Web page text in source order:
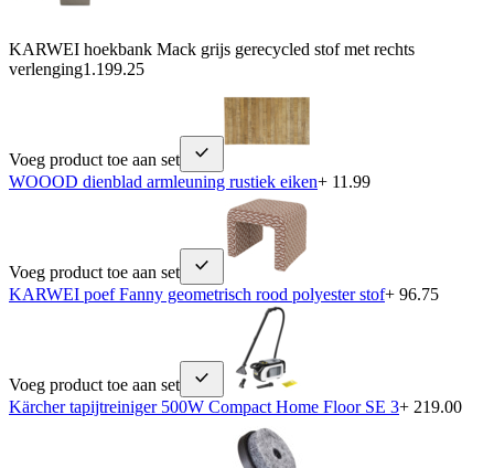
KARWEI hoekbank Mack grijs gerecycled stof met rechts
verlenging1.199.25
Voeg product toe aan set
WOOOD dienblad armleuning rustiek eiken+ 11.99
Voeg product toe aan set
KARWEI poef Fanny geometrisch rood polyester stof+ 96.75
Voeg product toe aan set
Kärcher tapijtreiniger 500W Compact Home Floor SE 3+ 219.00